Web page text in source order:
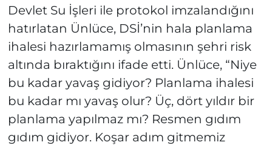
Devlet Su İşleri ile protokol imzalandığını
hatırlatan Ünlüce, DSİ’nin hala planlama
ihalesi hazırlamamış olmasının şehri risk
altında bıraktığını ifade etti. Ünlüce, “Niye
bu kadar yavaş gidiyor? Planlama ihalesi
bu kadar mı yavaş olur? Üç, dört yıldır bir
planlama yapılmaz mı? Resmen gıdım
gıdım gidiyor. Koşar adım gitmemiz